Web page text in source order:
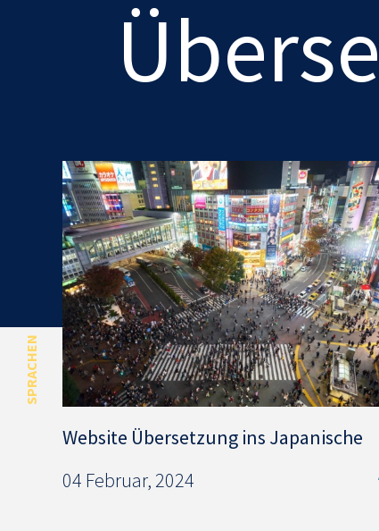
Website Übersetzung ins Japanische
04 Februar, 2024
SPRACHEN